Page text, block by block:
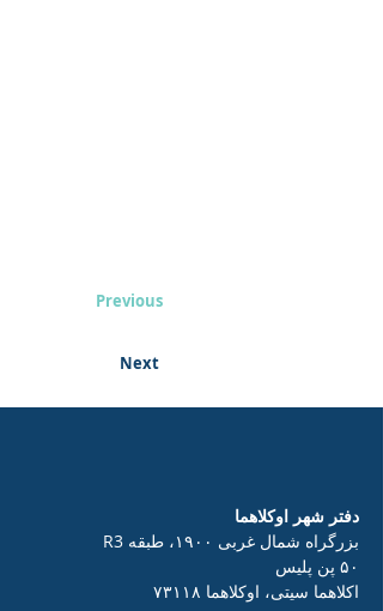
Previous
Next
دفتر شهر اوکلاهما
بزرگراه شمال غربی ۱۹۰۰، طبقه R3
۵۰ پن پلیس
اکلاهما سیتی، اوکلاهما ۷۳۱۱۸